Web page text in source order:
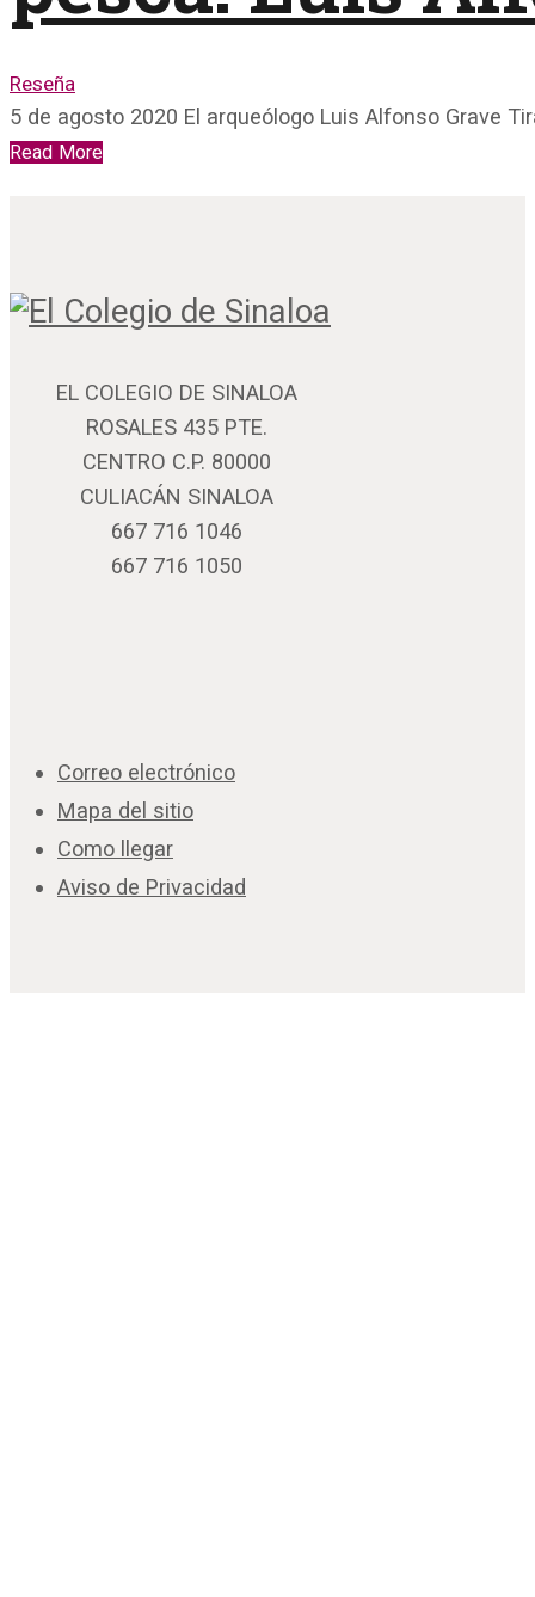
Reseña
5 de agosto 2020 El arqueólogo Luis Alfonso Grave
Read More
EL COLEGIO DE SINALOA
ROSALES 435 PTE.
CENTRO C.P. 80000
CULIACÁN SINALOA
667 716 1046
667 716 1050
Correo electrónico
Mapa del sitio
Como llegar
Aviso de Privacidad